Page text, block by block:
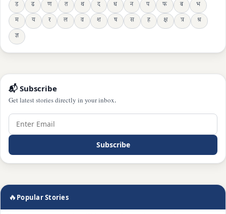
ड
ढ ण त थ द ध न प फ ब
भ
म
य र ल व श ष स ह क्ष त्र
श्र
ज्ञ
📬 Subscribe
Get latest stories directly in your inbox.
Subscribe
🔥 Popular Stories